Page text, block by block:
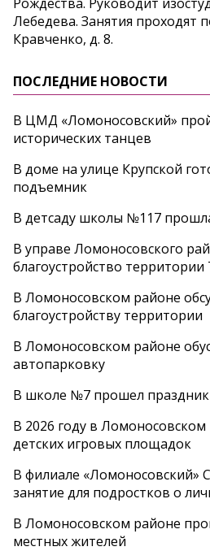
Лебедева. Занятия проходят
Кравченко, д. 8.
ПОСЛЕДНИЕ НОВОСТИ
В ЦМД «Ломоносовский»
исторических танцев
В доме на улице Крупской
подъемник
В детсаду школы №117
В управе Ломоносовского
благоустройство
В Ломоносовском районе
благоустройству территории
В Ломоносовском районе
автопарковку
В школе №7 прошел праздник
В 2026 году в Ломоносовском
детских игровых площадок
В филиале «Ломоносовский»
занятие для подростков о
В Ломоносовском районе
местных жителей